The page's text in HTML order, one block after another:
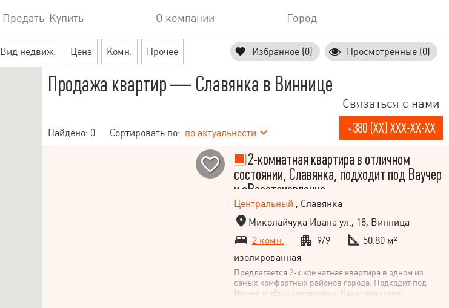
Продать-Купить О компании Город
Вид недвиж. Цена Комн. Прочее Избранное (0) Просмотренные (0)
Продажа квартир — Славянка в Виннице
Найдено: 0 Сортировать по: по актуальности
Связаться с нами
+380 (XX) XXX-XX-XX
2-комнатная квартира в отличном
состоянии, Славянка, подходит под Ваучер
и еВосстановление
Центральный , Славянка
Миколайчука Ивана ул., 18, Винница
2 комн.
9/9
50.80 м²
изолированная
Предлагается 2-х комнатная квартира в одном из
самых комфортных районов города. Подходит под
Ваучер и еВосстановление. Квартира станет